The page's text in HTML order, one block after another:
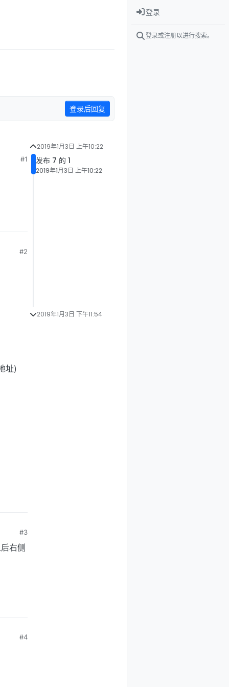
登录后回复
#1
#2
址)
#3
右侧
#4
2019年1月3日 上午10:22
发布 7 的 1
2019年1月3日 上午10:22
2019年1月3日 下午11:54
登录
登录或注册以进行搜索。